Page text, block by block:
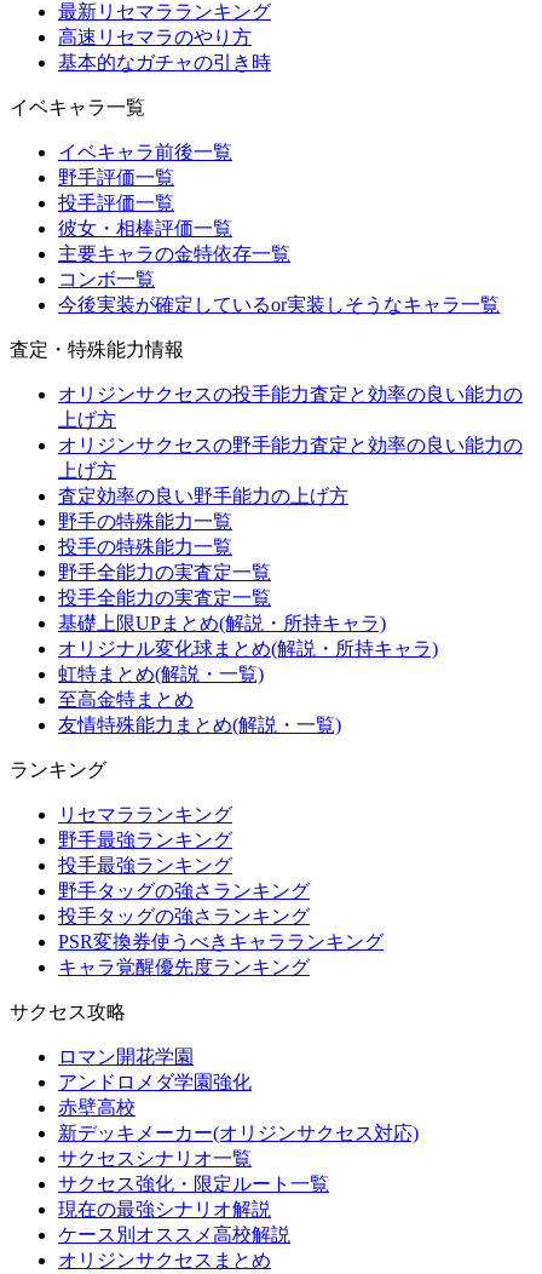
最新リセマラランキング
高速リセマラのやり方
基本的なガチャの引き時
イベキャラ一覧
イベキャラ前後一覧
野手評価一覧
投手評価一覧
彼女・相棒評価一覧
主要キャラの金特依存一覧
コンボ一覧
今後実装が確定しているor実装しそうなキャラ一覧
査定・特殊能力情報
オリジンサクセスの投手能力査定と効率の良い能力の
上げ方
オリジンサクセスの野手能力査定と効率の良い能力の
上げ方
査定効率の良い野手能力の上げ方
野手の特殊能力一覧
投手の特殊能力一覧
野手全能力の実査定一覧
投手全能力の実査定一覧
基礎上限UPまとめ(解説・所持キャラ)
オリジナル変化球まとめ(解説・所持キャラ)
虹特まとめ(解説・一覧)
至高金特まとめ
友情特殊能力まとめ(解説・一覧)
ランキング
リセマラランキング
野手最強ランキング
投手最強ランキング
野手タッグの強さランキング
投手タッグの強さランキング
PSR変換券使うべきキャラランキング
キャラ覚醒優先度ランキング
サクセス攻略
ロマン開花学園
アンドロメダ学園強化
赤壁高校
新デッキメーカー(オリジンサクセス対応)
サクセスシナリオ一覧
サクセス強化・限定ルート一覧
現在の最強シナリオ解説
ケース別オススメ高校解説
オリジンサクセスまとめ